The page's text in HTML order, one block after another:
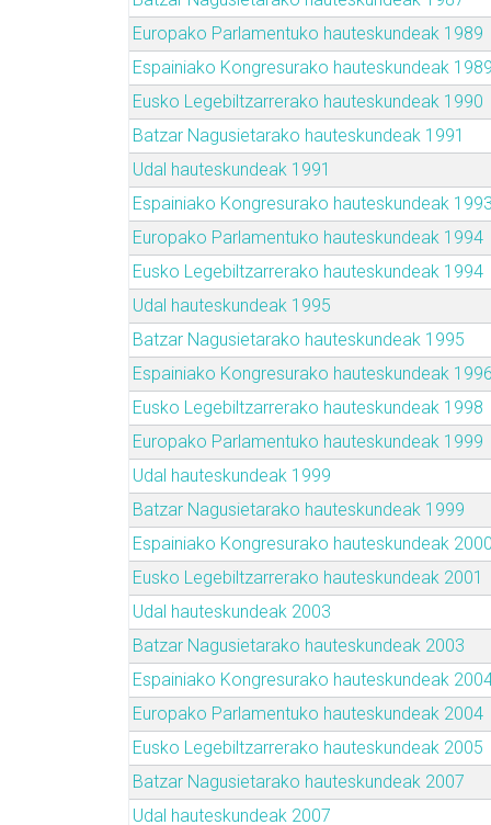
Europako Parlamentuko hauteskundeak 1989
Espainiako Kongresurako hauteskundeak 1989
Eusko Legebiltzarrerako hauteskundeak 1990
Batzar Nagusietarako hauteskundeak 1991
Udal hauteskundeak 1991
Espainiako Kongresurako hauteskundeak 1993
Europako Parlamentuko hauteskundeak 1994
Eusko Legebiltzarrerako hauteskundeak 1994
Udal hauteskundeak 1995
Batzar Nagusietarako hauteskundeak 1995
Espainiako Kongresurako hauteskundeak 1996
Eusko Legebiltzarrerako hauteskundeak 1998
Europako Parlamentuko hauteskundeak 1999
Udal hauteskundeak 1999
Batzar Nagusietarako hauteskundeak 1999
Espainiako Kongresurako hauteskundeak 2000
Eusko Legebiltzarrerako hauteskundeak 2001
Udal hauteskundeak 2003
Batzar Nagusietarako hauteskundeak 2003
Espainiako Kongresurako hauteskundeak
Europako Parlamentuko hauteskundeak 2004
Eusko Legebiltzarrerako hauteskundeak 2005
Batzar Nagusietarako hauteskundeak 2007
Udal hauteskundeak 2007